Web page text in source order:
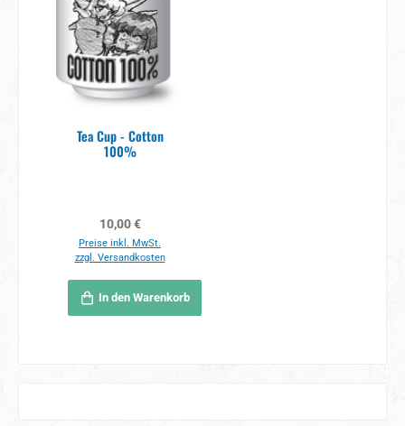
Tea Cup - Cotton
100%
Regulärer Preis:
10,00 €
Preise inkl. MwSt.
zzgl. Versandkosten
In den Warenkorb